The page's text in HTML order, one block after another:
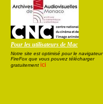
Pour les utilisateurs de Mac
Notre site est optimisé pour le navigateur
FireFox que vous pouvez télécharger
gratuitement ici